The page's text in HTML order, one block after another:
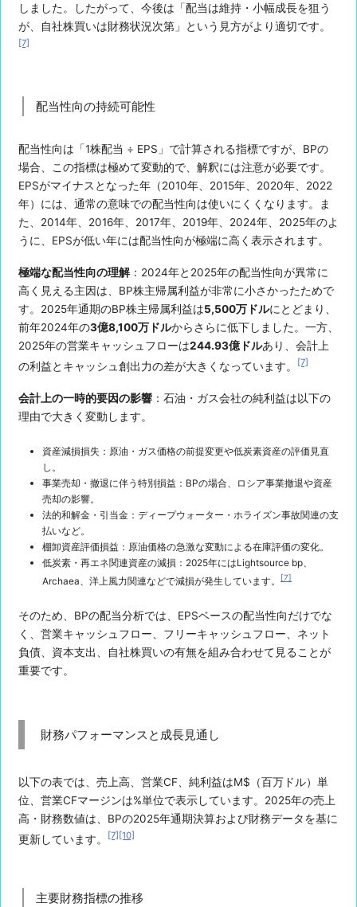
しました。したがって、今後は「配当は維持・小幅成長を狙う
が、自社株買いは財務状況次第」という見方がより適切です。
[7]
配当性向の持続可能性
配当性向は「1株配当 ÷ EPS」で計算される指標ですが、BPの
場合、この指標は極めて変動的で、解釈には注意が必要です。
EPSがマイナスとなった年（2010年、2015年、2020年、2022
年）には、通常の意味での配当性向は使いにくくなります。ま
た、2014年、2016年、2017年、2019年、2024年、2025年のよ
うに、EPSが低い年には配当性向が極端に高く表示されます。
極端な配当性向の理解：2024年と2025年の配当性向が異常に
高く見える主因は、BP株主帰属利益が非常に小さかったためで
す。2025年通期のBP株主帰属利益は5,500万ドルにとどまり、
前年2024年の3億8,100万ドルからさらに低下しました。一方、
2025年の営業キャッシュフローは244.93億ドルあり、会計上
の利益とキャッシュ創出力の差が大きくなっています。
[7]
会計上の一時的要因の影響 ：石油・ガス会社の純利益は以下の
理由で大きく変動します。
資産減損損失：原油・ガス価格の前提変更や低炭素資産の評価見直
し。
事業売却・撤退に伴う特別損益：BPの場合、ロシア事業撤退や資産
売却の影響。
法的和解金・引当金：ディープウォーター・ホライズン事故関連の支
払いなど。
棚卸資産評価損益：原油価格の急激な変動による在庫評価の変化。
低炭素・再エネ関連資産の減損：2025年にはLightsource bp、
Archaea、洋上風力関連などで減損が発生しています。
[7]
そのため、BPの配当分析では、EPSベースの配当性向だけでな
く、営業キャッシュフロー、フリーキャッシュフロー、ネット
負債、資本支出、自社株買いの有無を組み合わせて見ることが
重要です。
財務パフォーマンスと成長見通し
以下の表では、売上高、営業CF、純利益はM$（百万ドル）単
位、営業CFマージンは%単位で表示しています。2025年の売上
高・財務数値は、BPの2025年通期決算および財務データを基に
更新しています。
[7][10]
主要財務指標の推移